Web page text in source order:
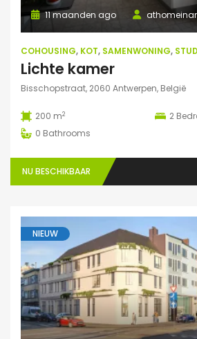
11 maanden ago
COHOUSING, KOT, SAMENWONING,
Lichte kamer
Bisschopstraat, 2060 Antwerpen, België
200 m2 2
0 Bathrooms
NU BESCHIKBAAR
NIEUW